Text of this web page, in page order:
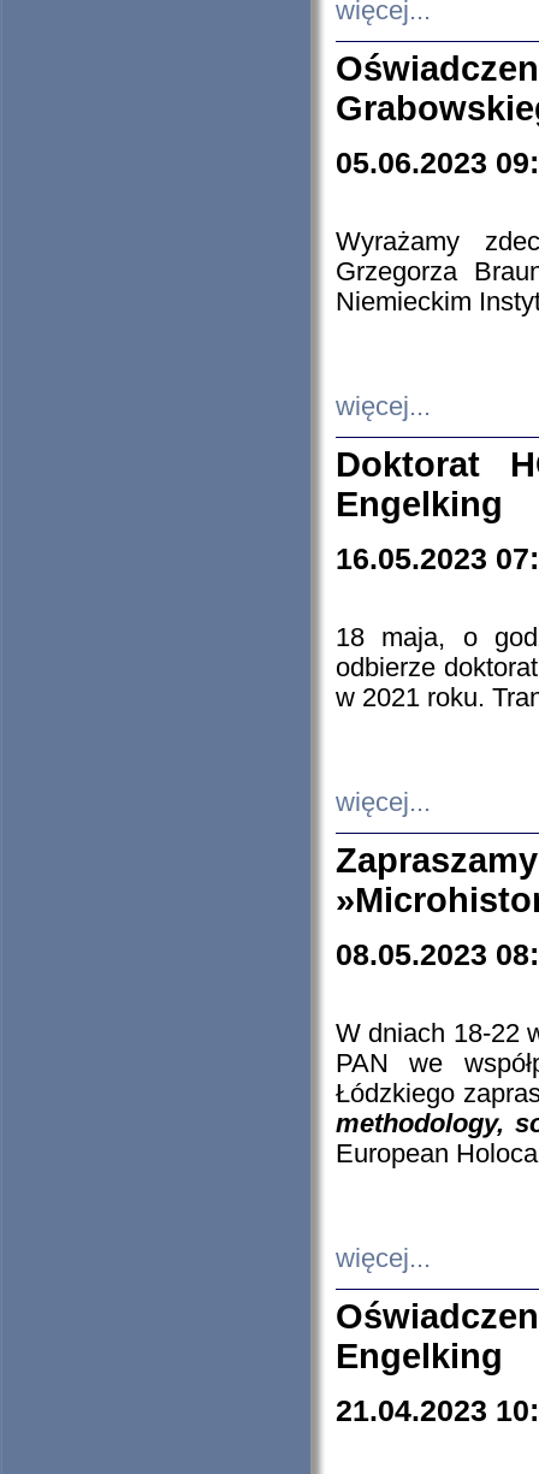
więcej...
05.06.2023
Wyrażamy
Grzegorza
Niemieckim
więcej...
Doktorat
Engelking
16.05.2023
18 maja, o
odbierze
w 2021 roku.
więcej...
08.05.2023
W dniach 18-22
PAN we
Łódzkiego
methodology,
European
więcej...
Engelking
21.04.2023